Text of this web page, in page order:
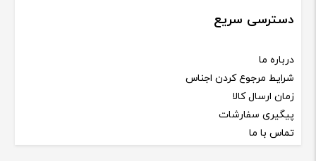
دسترسی سریع
درباره ما
شرایط مرجوع کردن اجناس
زمان ارسال کالا
پیگیری سفارشات
تماس با ما